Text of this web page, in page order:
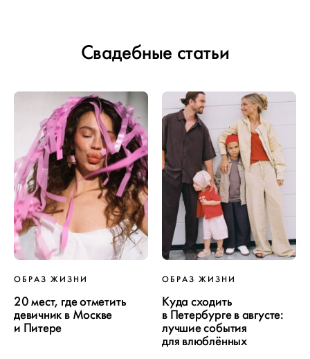
Свадебные статьи
ОБРАЗ ЖИЗНИ
20 мест, где отметить
девичник в Москве
и Питере
ОБРАЗ ЖИЗНИ
Куда сходить
в Петербурге в августе:
лучшие события
для влюблённых